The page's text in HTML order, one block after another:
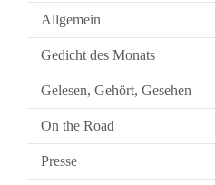
Allgemein
Gedicht des Monats
Gelesen, Gehört, Gesehen
On the Road
Presse